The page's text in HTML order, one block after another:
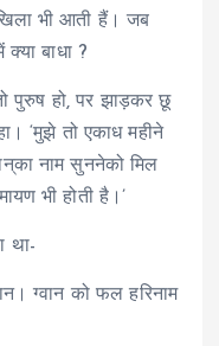
भी आती हैं। जब
बाधा ?
पुरुष हो, पर झाड़कर छू
‘मुझे तो एकाध महीने
नाम सुननेको मिल
भी होती है।’
था-
ग्वान को फल हरिनाम